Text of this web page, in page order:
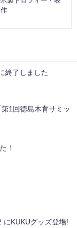
終了しました
1回徳島木育サミッ
！
にKUKUグッズ登場!